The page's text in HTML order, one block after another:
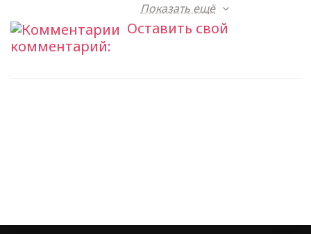
Показать ещё
Оставить свой
комментарий: